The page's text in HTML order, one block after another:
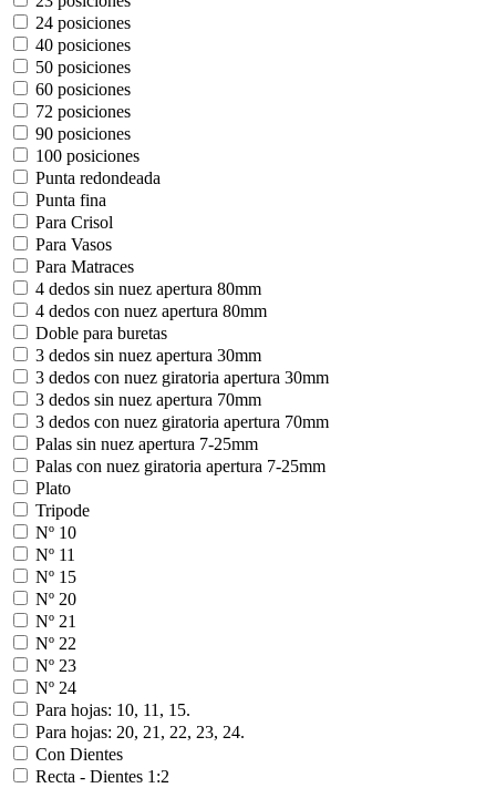
24 posiciones
40 posiciones
50 posiciones
60 posiciones
72 posiciones
90 posiciones
100 posiciones
Punta redondeada
Punta fina
Para Crisol
Para Vasos
Para Matraces
4 dedos sin nuez apertura 80mm
4 dedos con nuez apertura 80mm
Doble para buretas
3 dedos sin nuez apertura 30mm
3 dedos con nuez giratoria apertura 30mm
3 dedos sin nuez apertura 70mm
3 dedos con nuez giratoria apertura 70mm
Palas sin nuez apertura 7-25mm
Palas con nuez giratoria apertura 7-25mm
Plato
Tripode
Nº 10
Nº 11
Nº 15
Nº 20
Nº 21
Nº 22
Nº 23
Nº 24
Para hojas: 10, 11, 15.
Para hojas: 20, 21, 22, 23, 24.
Con Dientes
Recta - Dientes 1:2